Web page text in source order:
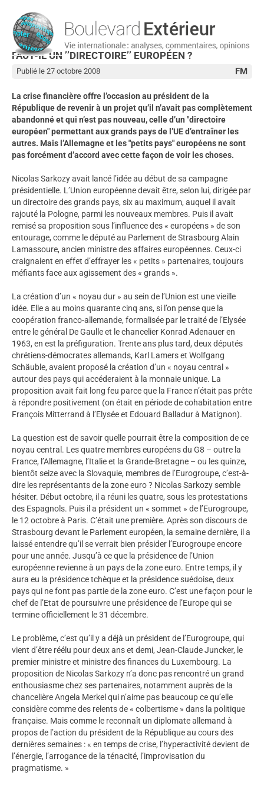
FAUT-IL UN ’’DIRECTOIRE’’ EUROPÉEN ?
FM
Publié le 27 octobre 2008
La crise financière offre l’occasion au président de la
République de revenir à un projet qu’il n’avait pas complètement
abandonné et qui n’est pas nouveau, celle d’un "directoire
européen" permettant aux grands pays de l’UE d’entraîner les
autres. Mais l’Allemagne et les "petits pays" européens ne sont
pas forcément d’accord avec cette façon de voir les choses.
Nicolas Sarkozy avait lancé l’idée au début de sa campagne
présidentielle. L’Union européenne devait être, selon lui, dirigée par
un directoire des grands pays, six au maximum, auquel il avait
rajouté la Pologne, parmi les nouveaux membres. Puis il avait
remisé sa proposition sous l’influence des « européens » de son
entourage, comme le député au Parlement de Strasbourg Alain
Lamassoure, ancien ministre des affaires européennes. Ceux-ci
craignaient en effet d’effrayer les « petits » partenaires, toujours
méfiants face aux agissement des « grands ».
La création d’un « noyau dur » au sein de l’Union est une vieille
idée. Elle a au moins quarante cinq ans, si l’on pense que la
coopération franco-allemande, formalisée par le traité de l’Elysée
entre le général De Gaulle et le chancelier Konrad Adenauer en
1963, en est la préfiguration. Trente ans plus tard, deux députés
chrétiens-démocrates allemands, Karl Lamers et Wolfgang
Schäuble, avaient proposé la création d’un « noyau central »
autour des pays qui accéderaient à la monnaie unique. La
proposition avait fait long feu parce que la France n’était pas prête
à répondre positivement (on était en période de cohabitation entre
François Mitterrand à l’Elysée et Edouard Balladur à Matignon).
La question est de savoir quelle pourrait être la composition de ce
noyau central. Les quatre membres européens du G8 – outre la
France, l’Allemagne, l’Italie et la Grande-Bretagne – ou les quinze,
bientôt seize avec la Slovaquie, membres de l’Eurogroupe, c’est-à-
dire les représentants de la zone euro ? Nicolas Sarkozy semble
hésiter. Début octobre, il a réuni les quatre, sous les protestations
des Espagnols. Puis il a président un « sommet » de l’Eurogroupe,
le 12 octobre à Paris. C’était une première. Après son discours de
Strasbourg devant le Parlement européen, la semaine dernière, il a
laissé entendre qu’il se verrait bien présider l’Eurogroupe encore
pour une année. Jusqu’à ce que la présidence de l’Union
européenne revienne à un pays de la zone euro. Entre temps, il y
aura eu la présidence tchèque et la présidence suédoise, deux
pays qui ne font pas partie de la zone euro. C’est une façon pour le
chef de l’Etat de poursuivre une présidence de l’Europe qui se
termine officiellement le 31 décembre.
Le problème, c’est qu’il y a déjà un président de l’Eurogroupe, qui
vient d’être réélu pour deux ans et demi, Jean-Claude Juncker, le
premier ministre et ministre des finances du Luxembourg. La
proposition de Nicolas Sarkozy n’a donc pas rencontré un grand
enthousiasme chez ses partenaires, notamment auprès de la
chancelière Angela Merkel qui n’aime pas beaucoup ce qu’elle
considère comme des relents de « colbertisme » dans la politique
française. Mais comme le reconnaît un diplomate allemand à
propos de l’action du président de la République au cours des
dernières semaines : « en temps de crise, l’hyperactivité devient de
l’énergie, l’arrogance de la ténacité, l’improvisation du
pragmatisme. »